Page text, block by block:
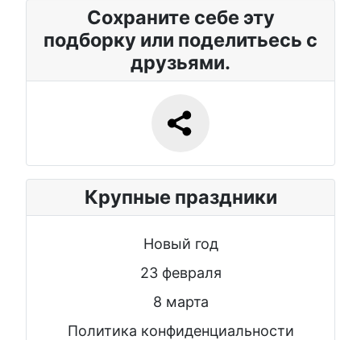
Сохраните себе эту
подборку или поделитьесь с
друзьями.
Крупные праздники
Новый год
23 февраля
8 марта
Политика конфиденциальности